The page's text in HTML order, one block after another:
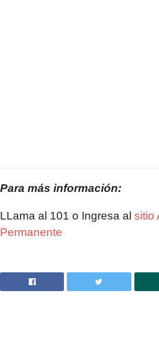
Para más información:
LLama al 101 o Ingresa al sitio
Permanente